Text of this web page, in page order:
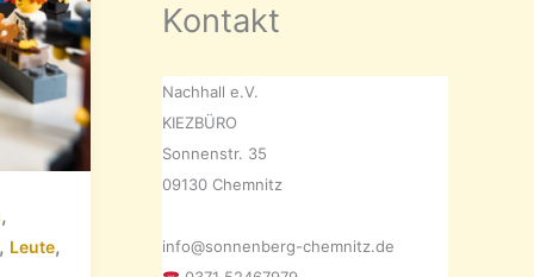
,
, Leute,
Kontakt
Nachhall e.V.
KIEZBÜRO
Sonnenstr. 35
09130 Chemnitz
info@sonnenberg-chemnitz.de